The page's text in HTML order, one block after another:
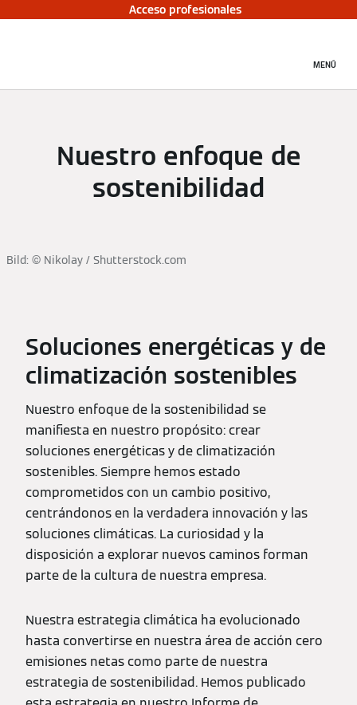
Acceso profesionales
MENÚ
Nuestro enfoque de
sostenibilidad
Bild: © Nikolay / Shutterstock.com
Soluciones energéticas y de
climatización sostenibles
Nuestro enfoque de la sostenibilidad se
manifiesta en nuestro propósito: crear
soluciones energéticas y de climatización
sostenibles. Siempre hemos estado
comprometidos con un cambio positivo,
centrándonos en la verdadera innovación y las
soluciones climáticas. La curiosidad y la
disposición a explorar nuevos caminos forman
parte de la cultura de nuestra empresa.
Nuestra estrategia climática ha evolucionado
hasta convertirse en nuestra área de acción cero
emisiones netas como parte de nuestra
estrategia de sostenibilidad. Hemos publicado